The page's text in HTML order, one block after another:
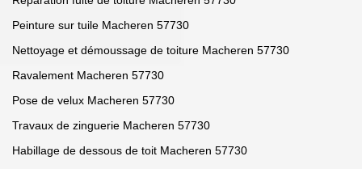
Peinture sur tuile Macheren 57730
Nettoyage et démoussage de toiture Macheren 57730
Ravalement Macheren 57730
Pose de velux Macheren 57730
Travaux de zinguerie Macheren 57730
Habillage de dessous de toit Macheren 57730